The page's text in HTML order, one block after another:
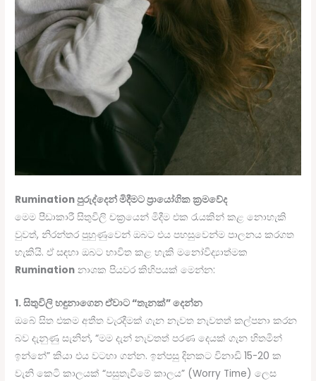
Rumination පුරුද්දෙන් මිදීමට ප්‍රායෝගික ක්‍රමවේද
මෙම පීඩාකාරී සිතුවිලි චක්‍රයෙන් මිදීම එක රැයකින් කළ නොහැකි
වුවත්, නිරන්තර පුහුණුවෙන් ඔබට එය පහසුවෙන්ම පාලනය කරගත
හැකියි. ඒ සඳහා ඔබට භාවිත කළ හැකි මනෝවිද්‍යාත්මක
Rumination නාශක පියවර කිහිපයක් මෙන්න:
1. සිතුවිලි හඳුනාගෙන ඒවාට “තැනක්” දෙන්න
ඔබේ සිත එකම අතීත වැරදීමක් ගැන නැවත නැවතත් කල්පනා කරන
බව දැනුණු සැනින්, “මම දැන් නැවතත් පරණ දෙයක් ගැන හිතමින්
ඉන්නේ” කියා එය වටහා ගන්න. ඉන්පසු දිනකට විනාඩි 15-20 ක
වැනි කෙටි කාලයක් “පසුතැවීමේ කාලය” (Worry Time) ලෙස